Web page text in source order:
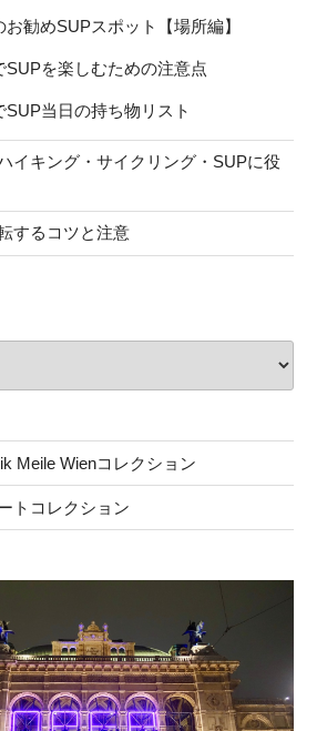
勧めSUPスポット【場所編】
SUPを楽しむための注意点
SUP当日の持ち物リスト
イキング・サイクリング・SUPに役
するコツと注意
Meile Wienコレクション
トコレクション